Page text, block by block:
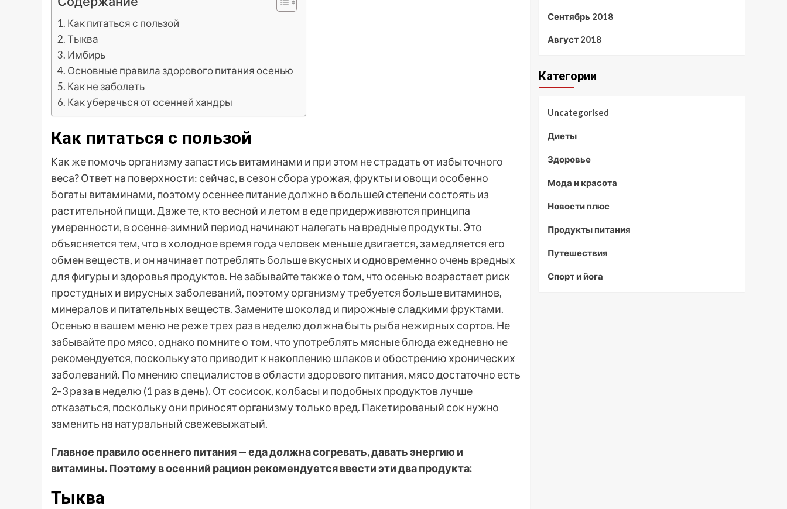
Как питаться с пользой
Тыква
Имбирь
Основные правила здорового питания осенью
Как не заболеть
Как уберечься от осенней хандры
Как питаться с пользой
Как же помочь организму запастись витаминами и при этом не страдать от избыточного
веса? Ответ на поверхности: сейчас, в сезон сбора урожая, фрукты и овощи особенно
богаты витаминами, поэтому осеннее питание должно в большей степени состоять из
растительной пищи. Даже те, кто весной и летом в еде придерживаются принципа
умеренности, в осенне-зимний период начинают налегать на вредные продукты. Это
объясняется тем, что в холодное время года человек меньше двигается, замедляется его
обмен веществ, и он начинает потреблять больше вкусных и одновременно очень вредных
для фигуры и здоровья продуктов. Не забывайте также о том, что осенью возрастает риск
простудных и вирусных заболеваний, поэтому организму требуется больше витаминов,
минералов и питательных веществ. Замените шоколад и пирожные сладкими фруктами.
Осенью в вашем меню не реже трех раз в неделю должна быть рыба нежирных сортов. Не
забывайте про мясо, однако помните о том, что употреблять мясные блюда ежедневно не
рекомендуется, поскольку это приводит к накоплению шлаков и обострению хронических
заболеваний. По мнению специалистов в области здорового питания, мясо достаточно есть
2–3 раза в неделю (1 раз в день). От сосисок, колбасы и подобных продуктов лучше
отказаться, поскольку они приносят организму только вред. Пакетированый сок нужно
заменить на натуральный свежевыжатый.
Главное правило осеннего питания — еда должна согревать, давать энергию и
витамины. Поэтому в осенний рацион рекомендуется ввести эти два продукта:
Тыква
Сентябрь 2018
Август 2018
Категории
Uncategorised
Диеты
Здоровье
Мода и красота
Новости плюс
Продукты питания
Путешествия
Спорт и йога